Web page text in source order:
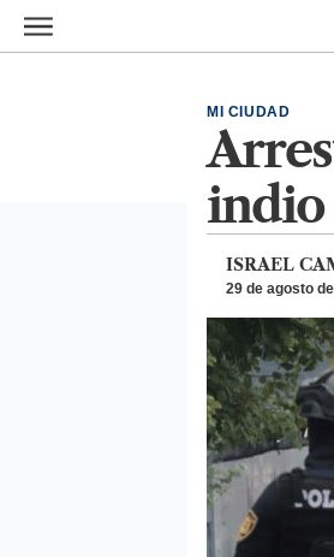
Ir al contenido principal
indio
MI CIUDAD
ISRAEL
29 de agosto